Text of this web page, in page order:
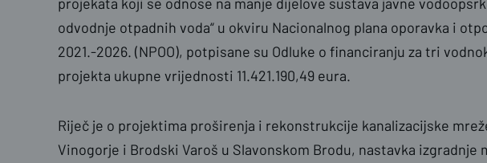
odvodnje otpadnih voda“ u okviru Nacionalnog plana oporavka i
2021.-2026. (NPOO), potpisane su Odluke o financiranju za tri
projekta ukupne vrijednosti 11.421.190,49 eura.
Riječ je o projektima proširenja i rekonstrukcije kanalizacijske
Vinogorje i Brodski Varoš u Slavonskom Brodu, nastavka izgradnje